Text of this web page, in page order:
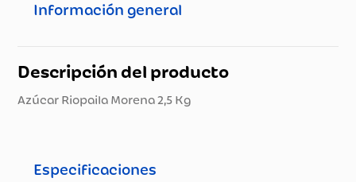
Información general
Descripción del producto
Azúcar Riopaila Morena 2,5 Kg
Especificaciones